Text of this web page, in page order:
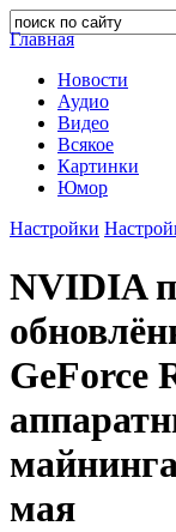
Главная
Новости
Аудио
Видео
Всякое
Картинки
Юмор
Настройки
NVIDIA
GeForce
мая